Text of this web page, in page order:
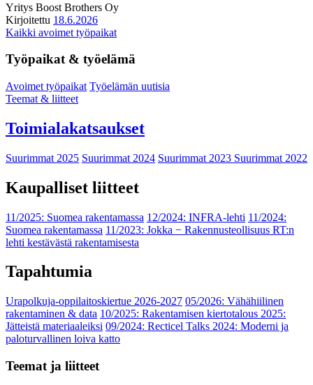
Yritys Boost Brothers Oy
Kirjoitettu 18.6.2026
Kaikki avoimet työpaikat
Työpaikat & työelämä
Avoimet työpaikat Työelämän uutisia
Teemat & liitteet
Toimialakatsaukset
Suurimmat 2025 Suurimmat 2024 Suurimmat 2023 Suurimmat 2022
Kaupalliset liitteet
11/2025: Suomea rakentamassa 12/2024: INFRA-lehti 11/2024:
Suomea rakentamassa 11/2023: Jokka − Rakennusteollisuus RT:n
lehti kestävästä rakentamisesta
Tapahtumia
Urapolkuja-oppilaitoskiertue 2026-2027 05/2026: Vähähiilinen
rakentaminen & data 10/2025: Rakentamisen kiertotalous 2025:
Jätteistä materiaaleiksi 09/2024: Recticel Talks 2024: Moderni ja
paloturvallinen loiva katto
Teemat ja liitteet